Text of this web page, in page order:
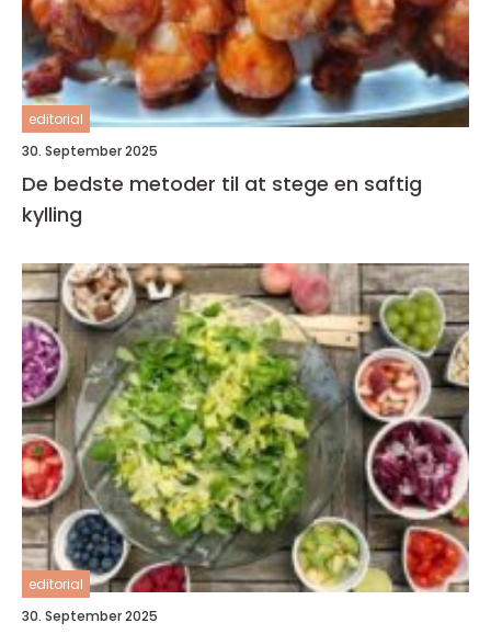
editorial
30. September 2025
De bedste metoder til at stege en saftig
kylling
editorial
30. September 2025